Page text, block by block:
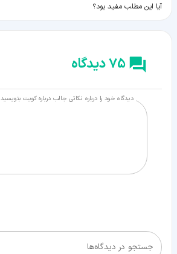
آیا این مطلب مفید بود؟
75 دیدگاه
دیدگاه خود را درباره نکاتی جالب درباره کویت بنویسید
جستجو در دیدگاه‌ها